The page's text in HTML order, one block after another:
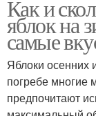
Как и
яблок на
самые
Яблоки осенних
погребе многие
предпочитают